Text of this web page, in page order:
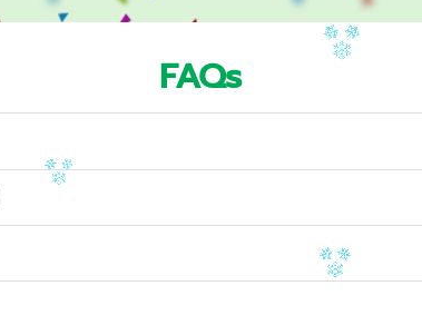
FAQs